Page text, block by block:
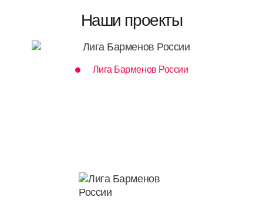
Наши проекты
Лига Барменов России